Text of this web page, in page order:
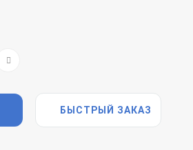
БЫСТРЫЙ ЗАКАЗ